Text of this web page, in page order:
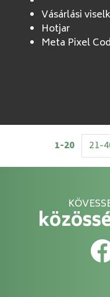
Vásárlási
Hotjar
Meta Pixel
1-20 21-